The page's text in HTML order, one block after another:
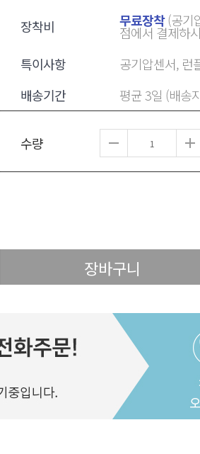
장착비 무료장착(공기
점에서 결제하
특이사항
공기압센서, 런
배송기간
평균 3일 (배송
수량